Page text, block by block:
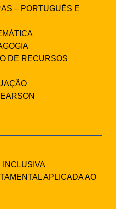
– PORTUGUÊS E
DE RECURSOS
INCLUSIVA
APLICADA AO